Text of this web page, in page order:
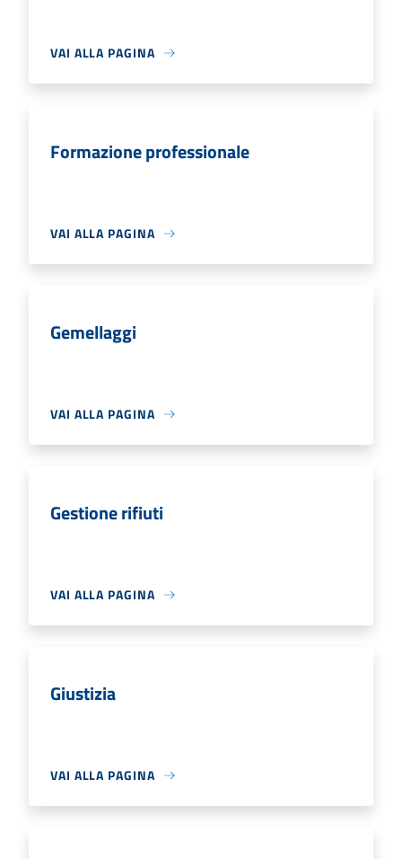
VAI ALLA PAGINA
Formazione professionale
VAI ALLA PAGINA
Gemellaggi
VAI ALLA PAGINA
Gestione rifiuti
VAI ALLA PAGINA
Giustizia
VAI ALLA PAGINA